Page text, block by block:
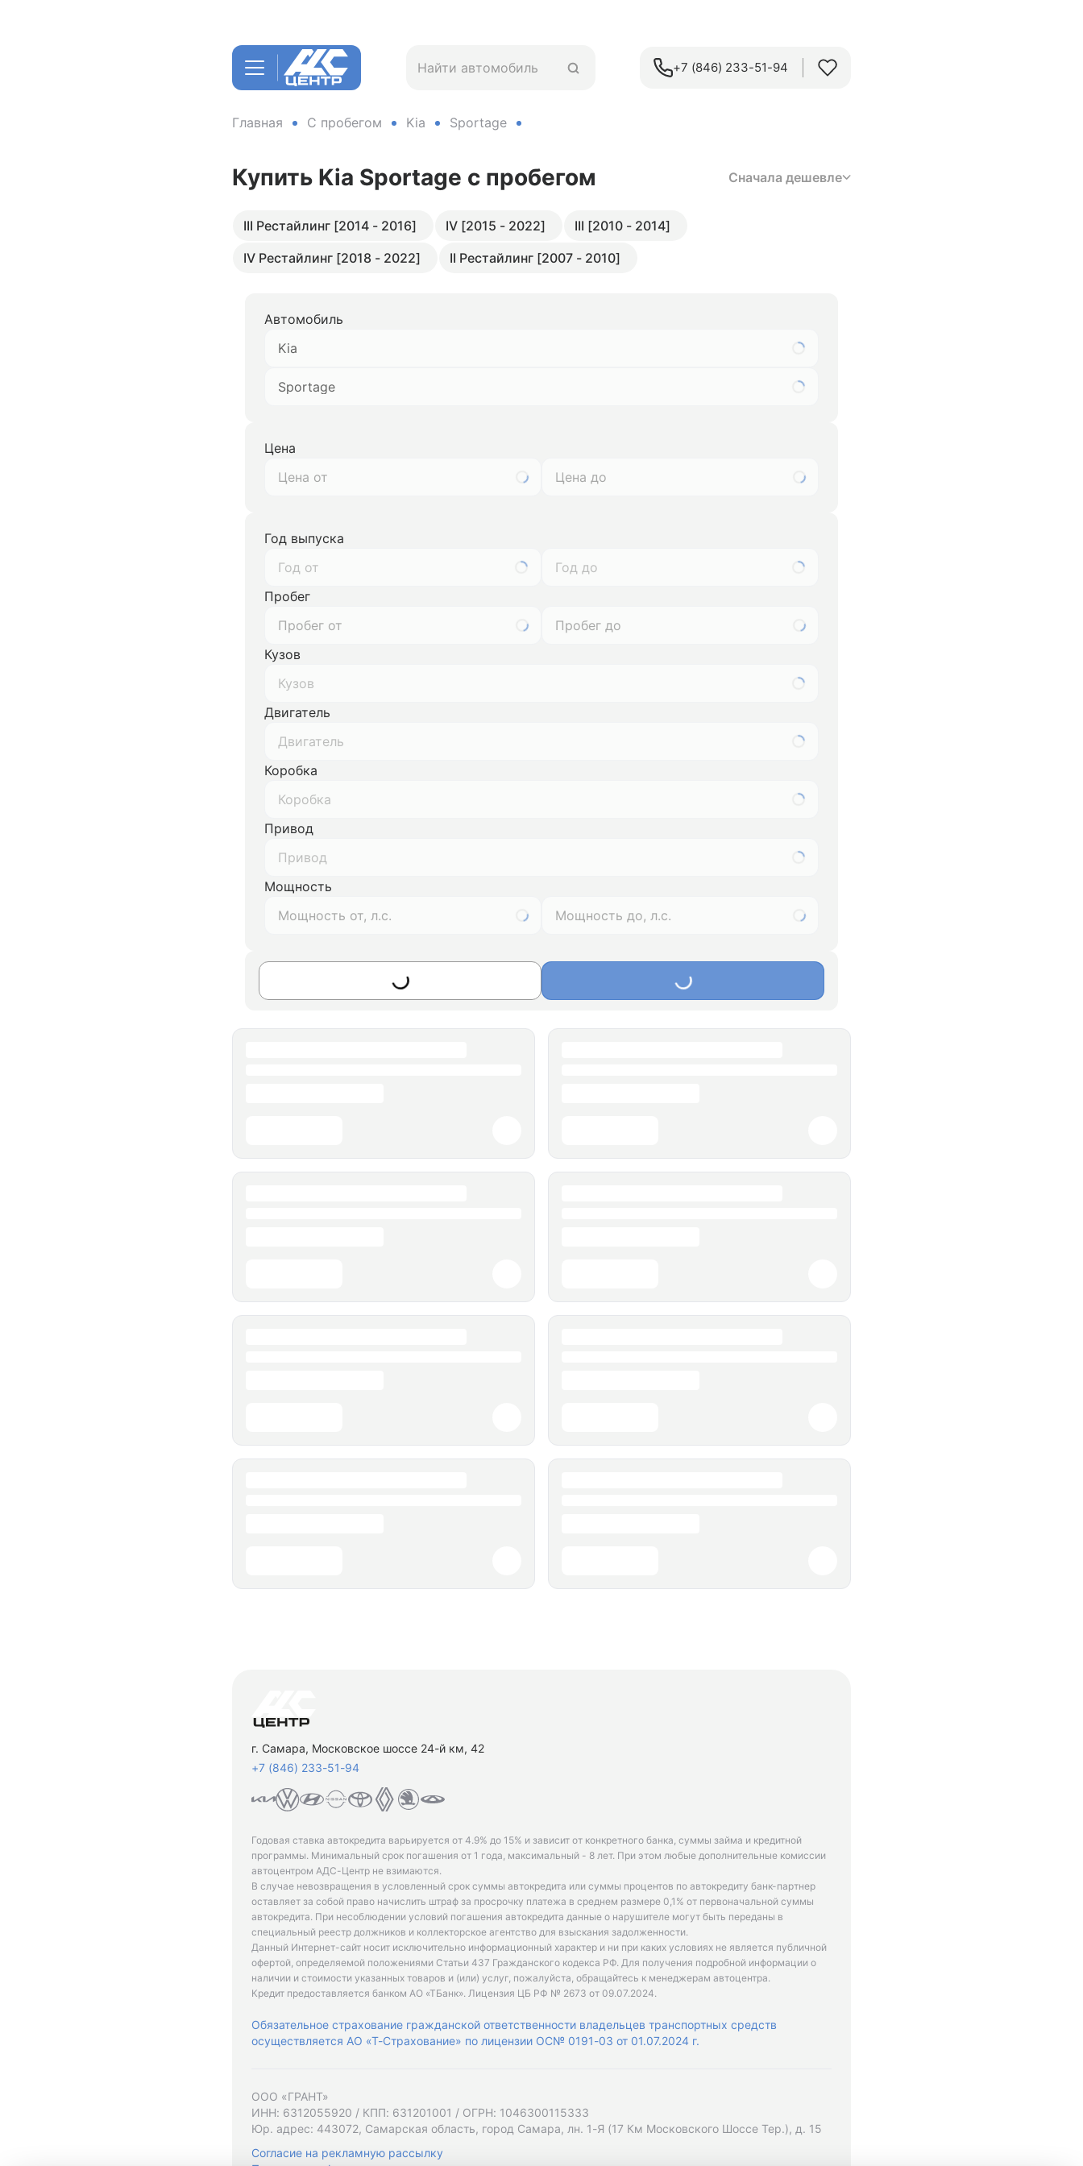
+7 (846) 233-51-94
Главная С пробегом Kia Sportage
Купить Kia Sportage с пробегом Сначала дешевле
III Рестайлинг [2014 - 2016] IV [2015 - 2022]
III [2010 - 2014]
IV Рестайлинг [2018 - 2022]
II Рестайлинг [2007 - 2010]
Автомобиль
Kia
Sportage
Цена
Год выпуска
Год от
Год до
Пробег
Кузов
Кузов
Двигатель
Двигатель
Коробка
Коробка
Привод
Привод
Мощность
г. Самара, Московское шоссе 24-й км, 42
+7 (846) 233-51-94
Годовая ставка автокредита варьируется от 4.9% до 15% и зависит от конкретного банка, суммы займа и кредитной
программы. Минимальный срок погашения от 1 года, максимальный - 8 лет. При этом любые дополнительные комиссии
автоцентром АДС-Центр не взимаются.
В случае невозвращения в условленный срок суммы автокредита или суммы процентов по автокредиту банк-партнер
оставляет за собой право начислить штраф за просрочку платежа в среднем размере 0,1% от первоначальной суммы
автокредита. При несоблюдении условий погашения автокредита данные о нарушителе могут быть переданы в
специальный реестр должников и коллекторское агентство для взыскания задолженности.
Данный Интернет-сайт носит исключительно информационный характер и ни при каких условиях не является публичной
офертой, определяемой положениями Статьи 437 Гражданского кодекса РФ. Для получения подробной информации о
наличии и стоимости указанных товаров и (или) услуг, пожалуйста, обращайтесь к менеджерам автоцентра.
Кредит предоставляется банком АО «ТБанк». Лицензия ЦБ РФ № 2673 от 09.07.2024.
Обязательное страхование гражданской ответственности владельцев транспортных средств
осуществляется АО «Т-Страхование» по лицензии ОС№ 0191-03 от 01.07.2024 г.
ООО «ГРАНТ»
ИНН: 6312055920 / КПП: 631201001 / ОГРН: 1046300115333
Юр. адрес: 443072, Самарская область, город Самара, лн. 1-Я (17 Км Московского Шоссе Тер.), д. 15
Согласие на рекламную рассылку